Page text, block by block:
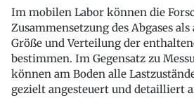
Im mobilen Labor können die
Zusammensetzung des Abgases
Größe und Verteilung der
bestimmen. Im Gegensatz zu
können am Boden alle
gezielt angesteuert und detailliert